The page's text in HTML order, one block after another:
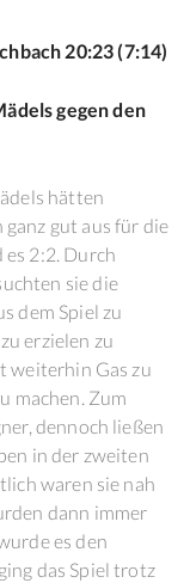
20:23 (7:14)
gegen den
hätten
ganz gut aus für die
2:2. Durch
sie die
dem Spiel zu
erzielen zu
weiterhin Gas zu
machen. Zum
dennoch ließen
in der zweiten
waren sie nah
dann immer
es den
das Spiel trotz